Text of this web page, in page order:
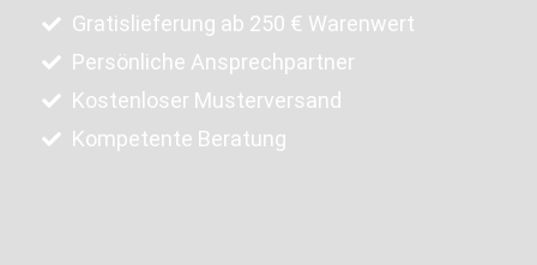
Gratislieferung ab 250 € Warenwert
Persönliche Ansprechpartner
Kostenloser Musterversand
Kompetente Beratung